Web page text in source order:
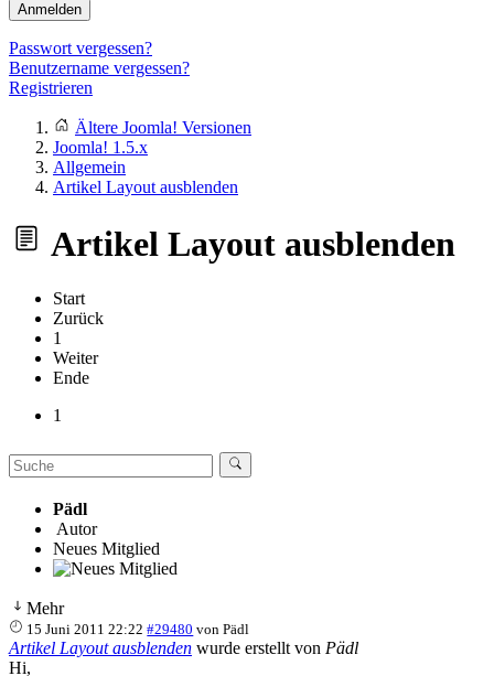
Anmelden
Passwort vergessen?
Benutzername vergessen?
Registrieren
Ältere Joomla! Versionen
Joomla! 1.5.x
Allgemein
Artikel Layout ausblenden
Artikel Layout ausblenden
Start
Zurück
1
Weiter
Ende
1
Pädl
Autor
Neues Mitglied
Mehr
15 Juni 2011 22:22 #29480 vonPädl
Artikel Layout ausblenden wurde erstellt von Pädl
Hi,